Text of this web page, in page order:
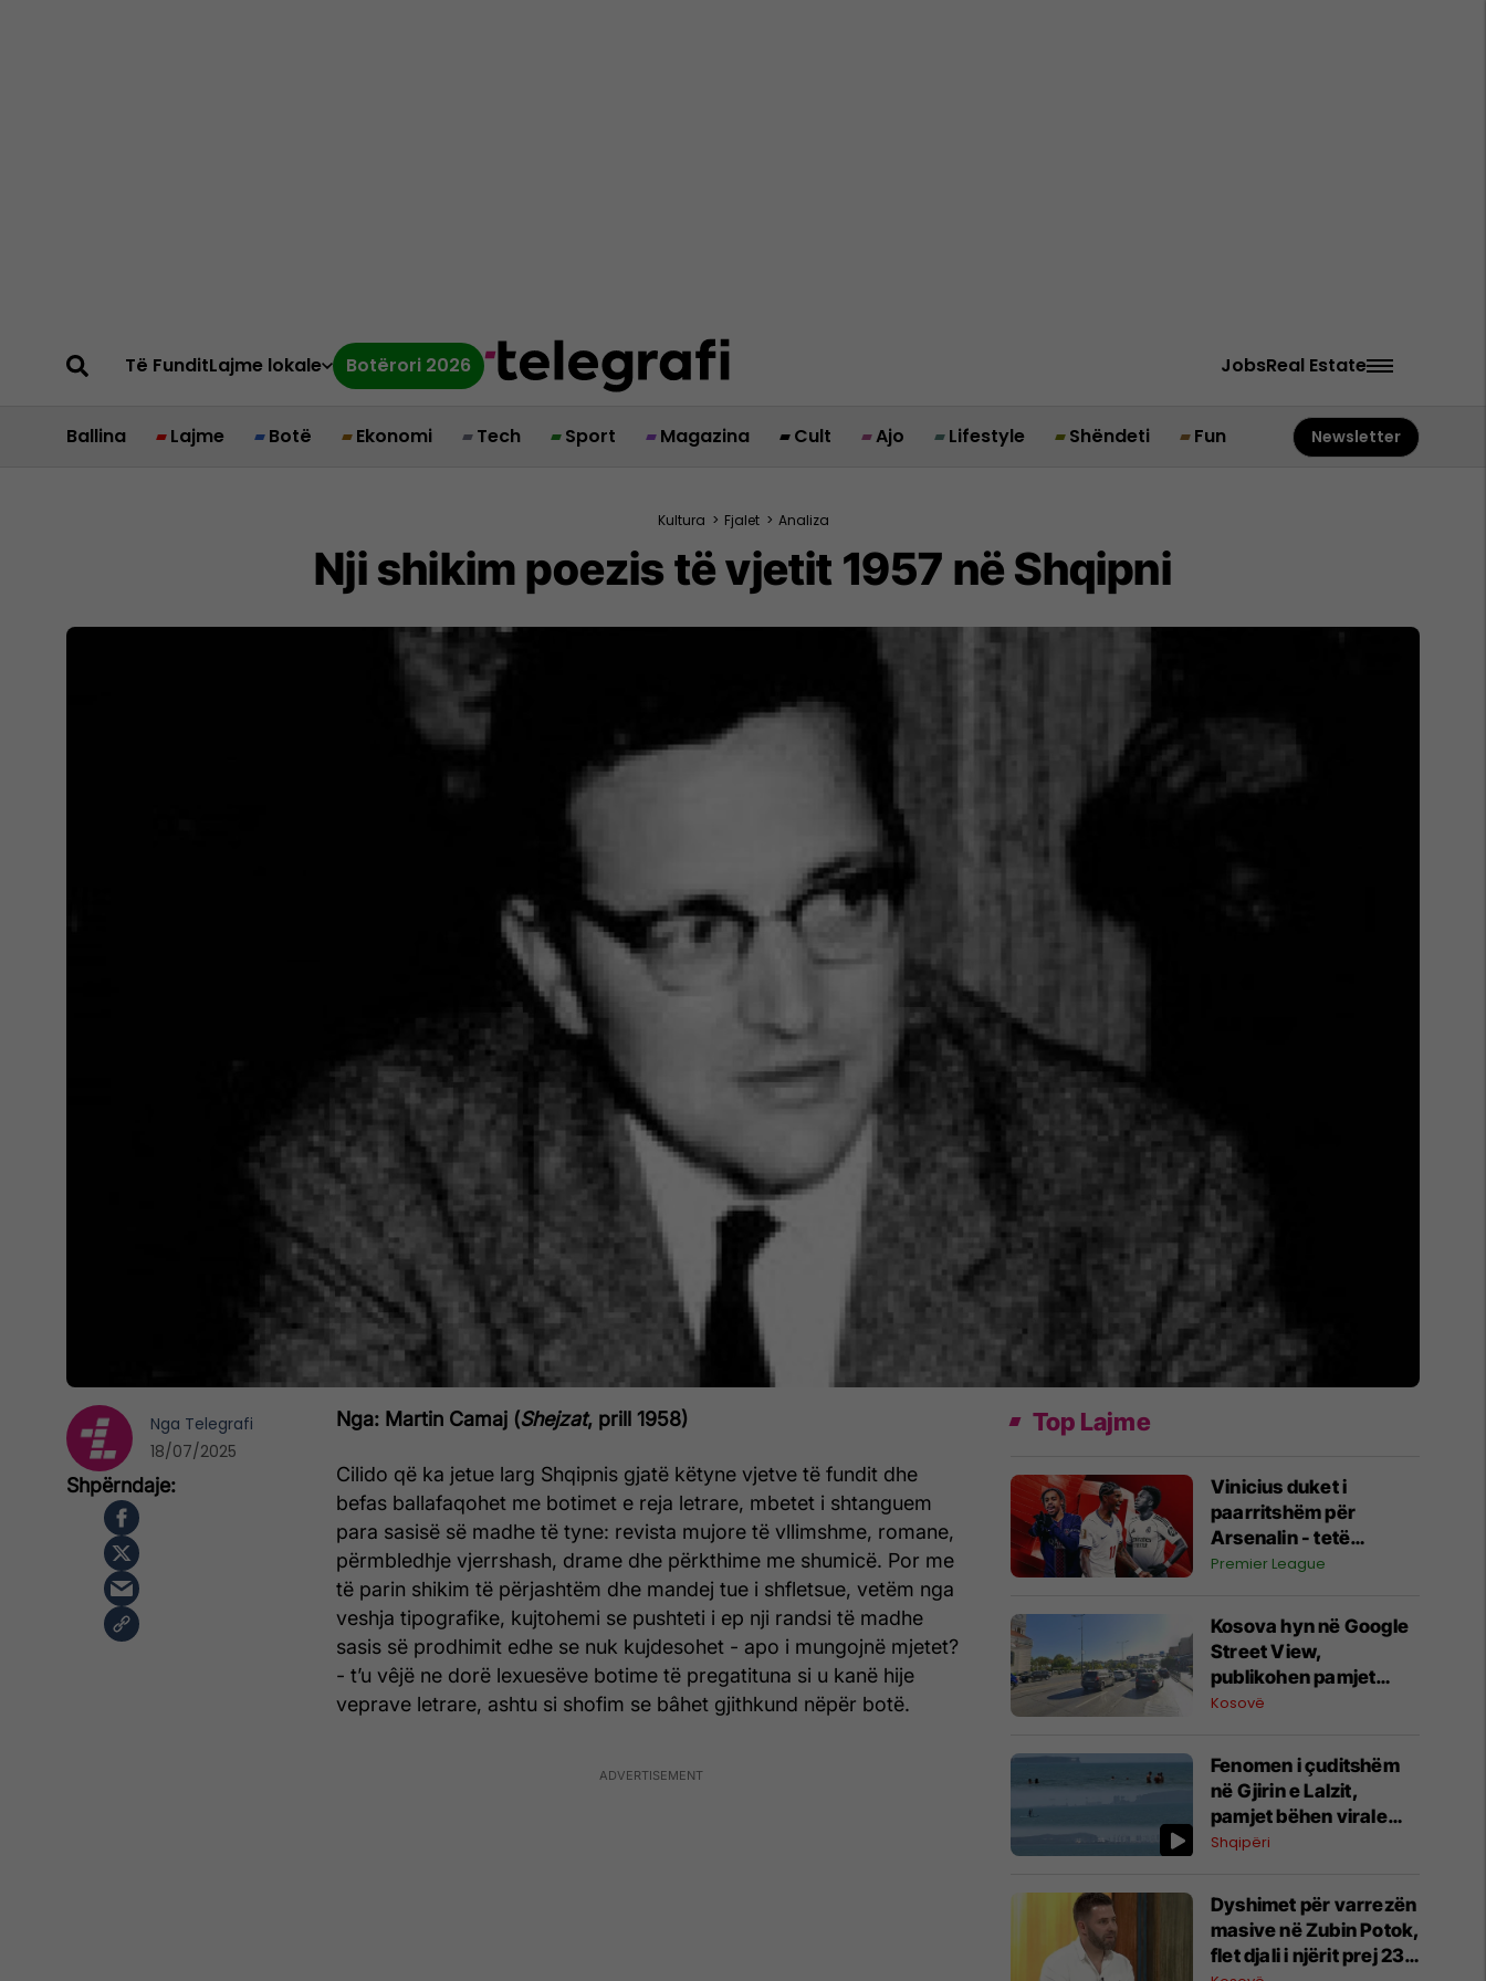
Të FunditLajme lokale Botërori 2026 JobsReal Estate
Ballina Lajme Botë Ekonomi Tech Sport Magazina Cult Ajo Lifestyle Shëndeti Fun Newsletter
Kultura > Fjalet > Analiza
Nji shikim poezis të vjetit 1957 në Shqipni
Nga: Martin Camaj (Shejzat, prill 1958)
Cilido që ka jetue larg Shqipnis gjatë këtyne vjetve të fundit dhe
befas ballafaqohet me botimet e reja letrare, mbetet i shtanguem
para sasisë së madhe të tyne: revista mujore të vllimshme, romane,
përmbledhje vjerrshash, drame dhe përkthime me shumicë. Por me
të parin shikim të përjashtëm dhe mandej tue i shfletsue, vetëm nga
veshja tipografike, kujtohemi se pushteti i ep nji randsi të madhe
sasis së prodhimit edhe se nuk kujdesohet - apo i mungojnë mjetet?
- t’u vêjë ne dorë lexuesëve botime të pregatituna si u kanë hije
veprave letrare, ashtu si shofim se bâhet gjithkund nëpër botë.
Nga Telegrafi
18/07/2025
Top Lajme
Vinicius duket i
paarritshëm për
Arsenalin - tetë
alternativa si
për krahun e majtë te
Topçinjtë
Premier League
Kosova hyn në Google
Street View,
publikohen pamjet
360-gradëshe
Kosovë
Fenomen i çuditshëm
në Gjirin e Lalzit,
pamjet bëhen virale
(Video)
Shqipëri
Dyshimet për varrezën
masive në Zubin Potok,
flet djali i njërit prej 23